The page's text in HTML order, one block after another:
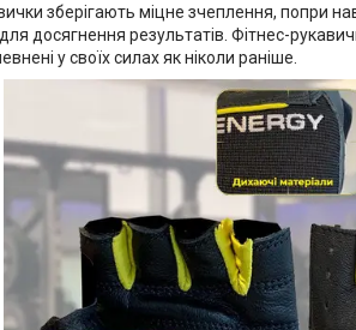
зберігають міцне зчеплення, попри
досягнення результатів. Фітнес-
у своїх силах як ніколи раніше.